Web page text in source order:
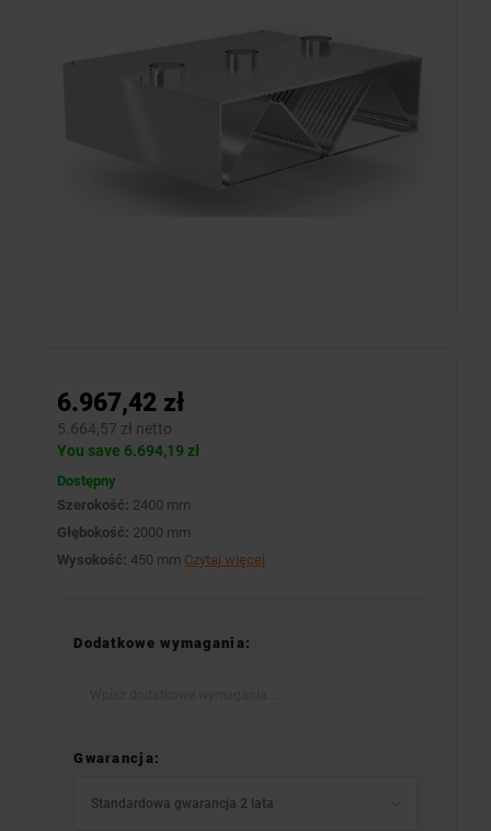
6.967,42 zł
5.664,57 zł netto
You save 6.694,19 zł
Dostępny
Szerokość: 2400 mm
Głębokość: 2000 mm
Wysokość: 450 mm Czytaj więcej
Dodatkowe wymagania:
Gwarancja:
Standardowa gwarancja 2 lata